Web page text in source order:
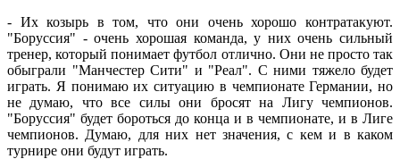
- Их козырь в том, что они очень хорошо контратакуют.
"Боруссия" - очень хорошая команда, у них очень сильный
тренер, который понимает футбол отлично. Они не просто так
обыграли "Манчестер Сити" и "Реал". С ними тяжело будет
играть. Я понимаю их ситуацию в чемпионате Германии, но
не думаю, что все силы они бросят на Лигу чемпионов.
"Боруссия" будет бороться до конца и в чемпионате, и в Лиге
чемпионов. Думаю, для них нет значения, с кем и в каком
турнире они будут играть.